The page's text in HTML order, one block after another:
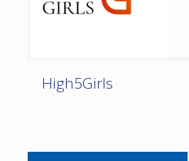
High5Girls